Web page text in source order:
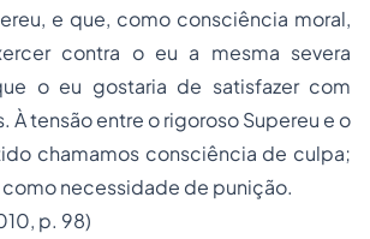
, e que, como consciência moral,
contra o eu a mesma severa
o eu gostaria de satisfazer com
À tensão entre o rigorosoSupereu e o
chamamos consciência de culpa;
necessidade de punição.
p. 98)